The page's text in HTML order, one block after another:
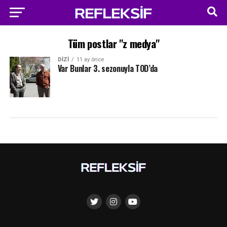
Tüm postlar "z medya"
DIZI 11 ay önce
Var Bunlar 3. sezonuyla TOD’da